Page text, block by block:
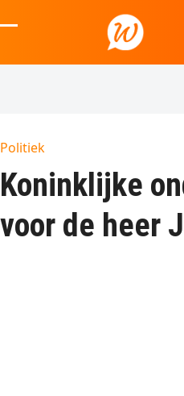
to
mobile
mobile
Politiek
Koninklijke
voor de heer